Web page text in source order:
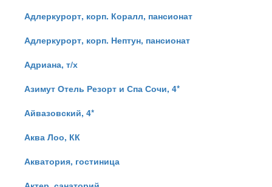
Адлеркурорт, корп. Коралл, пансионат
Адлеркурорт, корп. Нептун, пансионат
Адриана, т/х
Азимут Отель Резорт и Спа Сочи, 4*
Айвазовский, 4*
Аква Лоо, КК
Акватория, гостиница